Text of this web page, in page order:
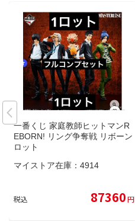
一番くじ 家庭教師ヒットマンR
EBORN! リング争奪戦 リボーン
ロット
マイストア在庫： 4914
税込 87360円